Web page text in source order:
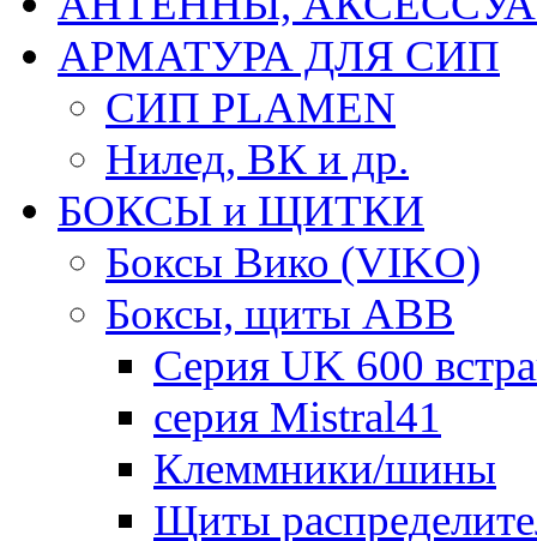
АРМАТУРА ДЛЯ СИП
СИП PLAMEN
Нилед, ВК и др.
БОКСЫ и ЩИТКИ
Боксы Вико (VIKO)
Боксы, щиты ABB
Серия UK 600
серия Mistral41
Клеммники/шины
Щиты